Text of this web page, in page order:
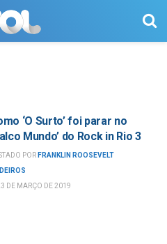
‘O Surto’ foi parar no
Mundo’ do Rock in Rio 3
POR FRANKLIN ROOSEVELT
DE MARÇO DE 2019